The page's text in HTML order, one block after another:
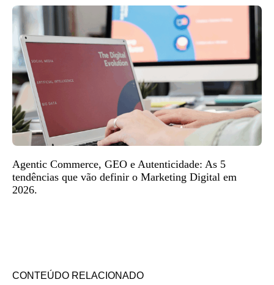
Agentic Commerce, GEO e Autenticidade: As 5
tendências que vão definir o Marketing Digital em
2026.
CONTEÚDO RELACIONADO